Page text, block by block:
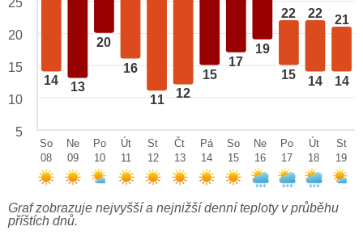
14 13
20
16
11 12
15
17
19
22
15
22
14
21
14
25
20
15
10
5
So
08
Ne
09
Po
10
Út
11
St
12
Čt
13
Pá
14
So
15
Ne
16
Po
17
Út
18
St
19
Graf zobrazuje nejvyšší a nejnižší denní teploty v průběhu
příštích dnů.